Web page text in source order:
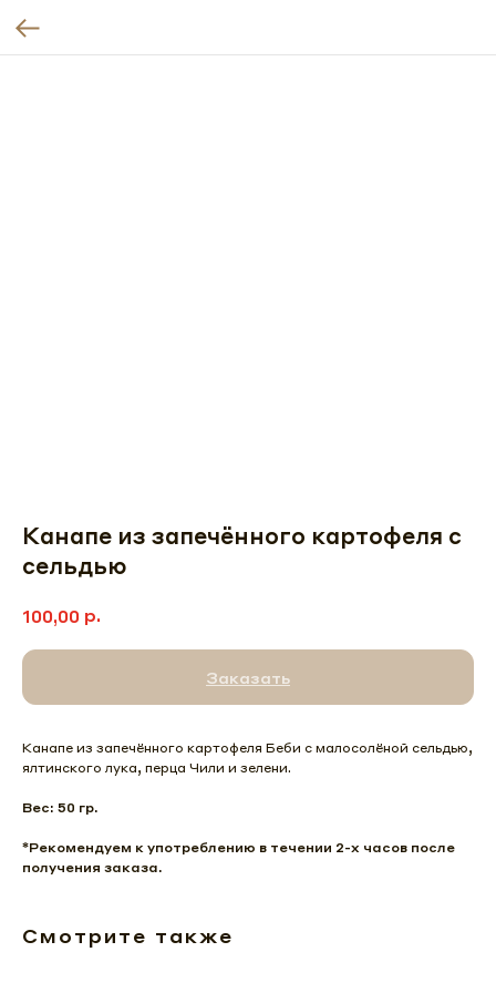
Канапе из запечённого картофеля с
сельдью
100,00 р.
Заказать
Канапе из запечённого картофеля Беби с малосолёной сельдью,
ялтинского лука, перца Чили и зелени.
Вес: 50 гр.
*Рекомендуем к употреблению в течении 2-х часов после
получения заказа.
Смотрите также